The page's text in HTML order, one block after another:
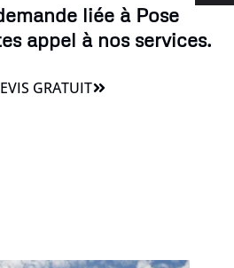
liée à Pose
appel à nos services.
GRATUIT